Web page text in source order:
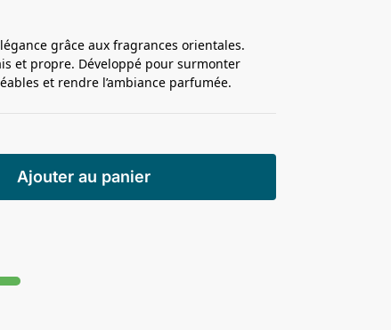
grâce aux fragrances orientales.
et propre. Développé pour surmonter
et rendre l’ambiance parfumée.
Ajouter au panier